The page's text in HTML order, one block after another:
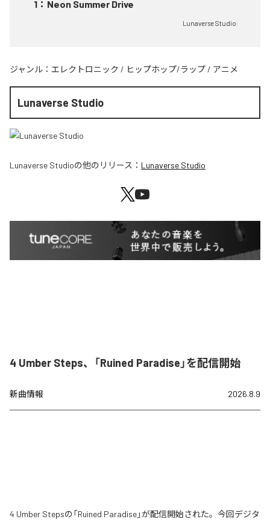
1 ： Neon Summer Drive
Lunaverse Studio
ジャンル： エレクトロニック / ヒップホップ/ラップ / アニメ
Lunaverse Studio
Lunaverse Studioの他のリリース： Lunaverse Studio
4 Umber Steps、「Ruined Paradise」を配信開始
新曲情報 2026.8.9
4 Umber Stepsの「Ruined Paradise」が配信開始された。今回デジタ